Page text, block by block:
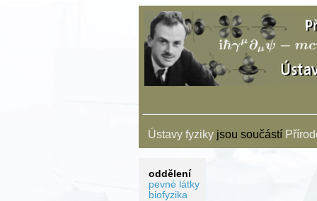
Ústavy fyziky jsou součástí
oddělení
pevné látky
biofyzika